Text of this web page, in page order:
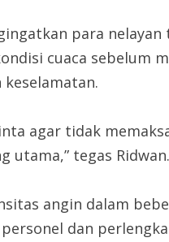
para
cuaca sebelum
agar tidak
utama,” tegas Ridwan.
angin dalam
dan